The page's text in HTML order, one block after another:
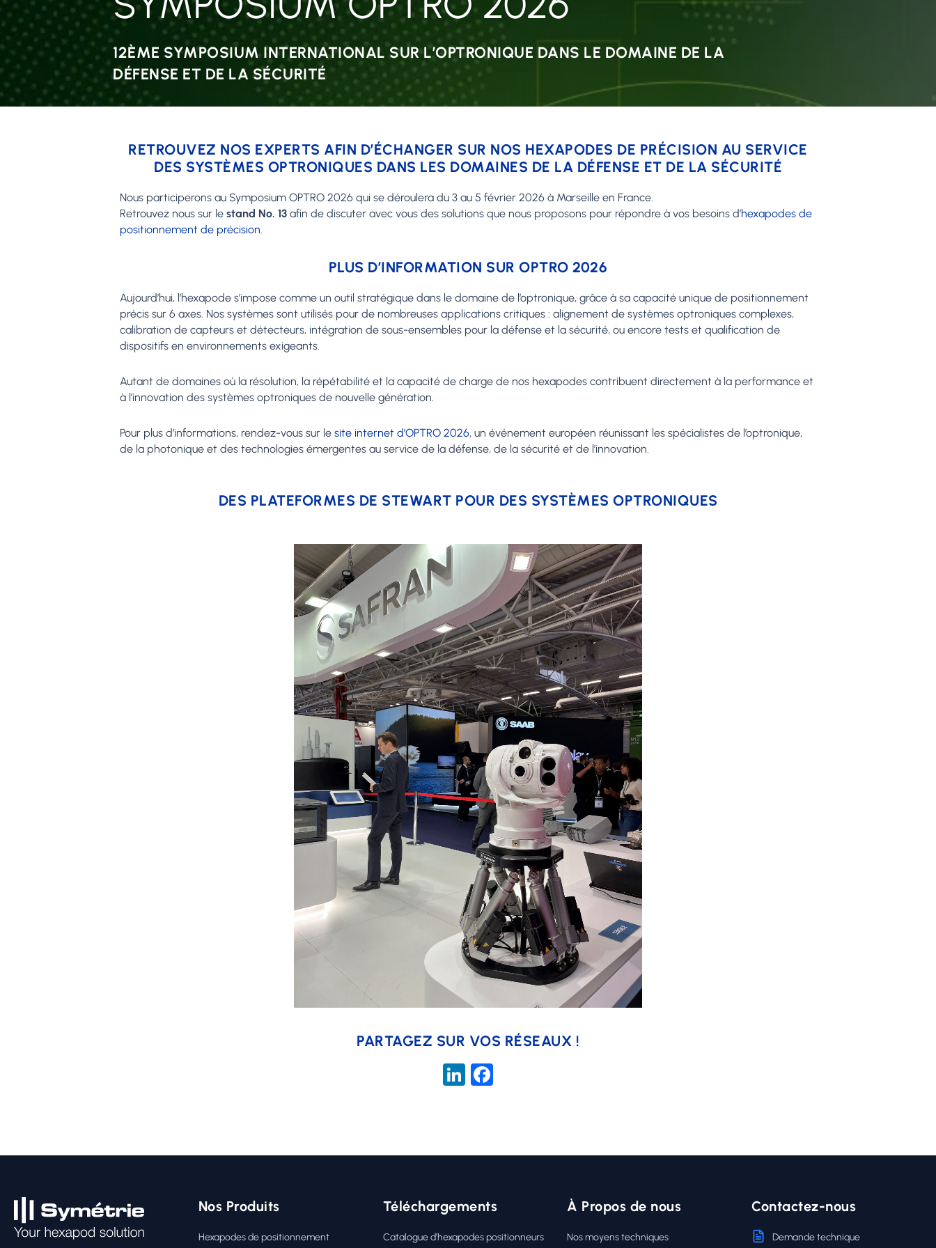
12ÈME SYMPOSIUM INTERNATIONAL SUR L’OPTRONIQUE DANS LE DOMAINE DE LA
DÉFENSE ET DE LA SÉCURITÉ
RETROUVEZ NOS EXPERTS AFIN D’ÉCHANGER SUR NOS HEXAPODES DE PRÉCISION AU SERVICE
DES SYSTÈMES OPTRONIQUES DANS LES DOMAINES DE LA DÉFENSE ET DE LA SÉCURITÉ
Nous participerons au Symposium OPTRO 2026 qui se déroulera du 3 au 5 février 2026 à Marseille en France.
Retrouvez nous sur lestand No. 13afin de discuter avec vous des solutions que nous proposons pour répondre à vos besoins d’hexapodes de
positionnement de précision.
PLUS D’INFORMATION SUR OPTRO 2026
Aujourd’hui, l’hexapode s’impose comme un outil stratégique dans le domaine de l’optronique, grâce à sa capacité unique de positionnement
précis sur 6 axes. Nos systèmes sont utilisés pour de nombreuses applications critiques : alignement de systèmes optroniques complexes,
calibration de capteurs et détecteurs, intégration de sous-ensembles pour la défense et la sécurité, ou encore tests et qualification de
dispositifs en environnements exigeants.
Autant de domaines où la résolution, la répétabilité et la capacité de charge de nos hexapodes contribuent directement à la performance et
à l’innovation des systèmes optroniques de nouvelle génération.
Pour plus d’informations, rendez-vous sur lesite internet d’OPTRO 2026, un événement européen réunissant les spécialistes de l’optronique,
de la photonique et des technologies émergentes au service de la défense, de la sécurité et de l’innovation.
DES PLATEFORMES DE STEWART POUR DES SYSTÈMES OPTRONIQUES
PARTAGEZ SUR VOS RÉSEAUX !
LinkedIn
Nos Produits
Hexapodes de positionnement
Téléchargements
Catalogue d’hexapodes positionneurs
À Propos de nous
Nos moyens techniques
Contactez-nous
Demande technique